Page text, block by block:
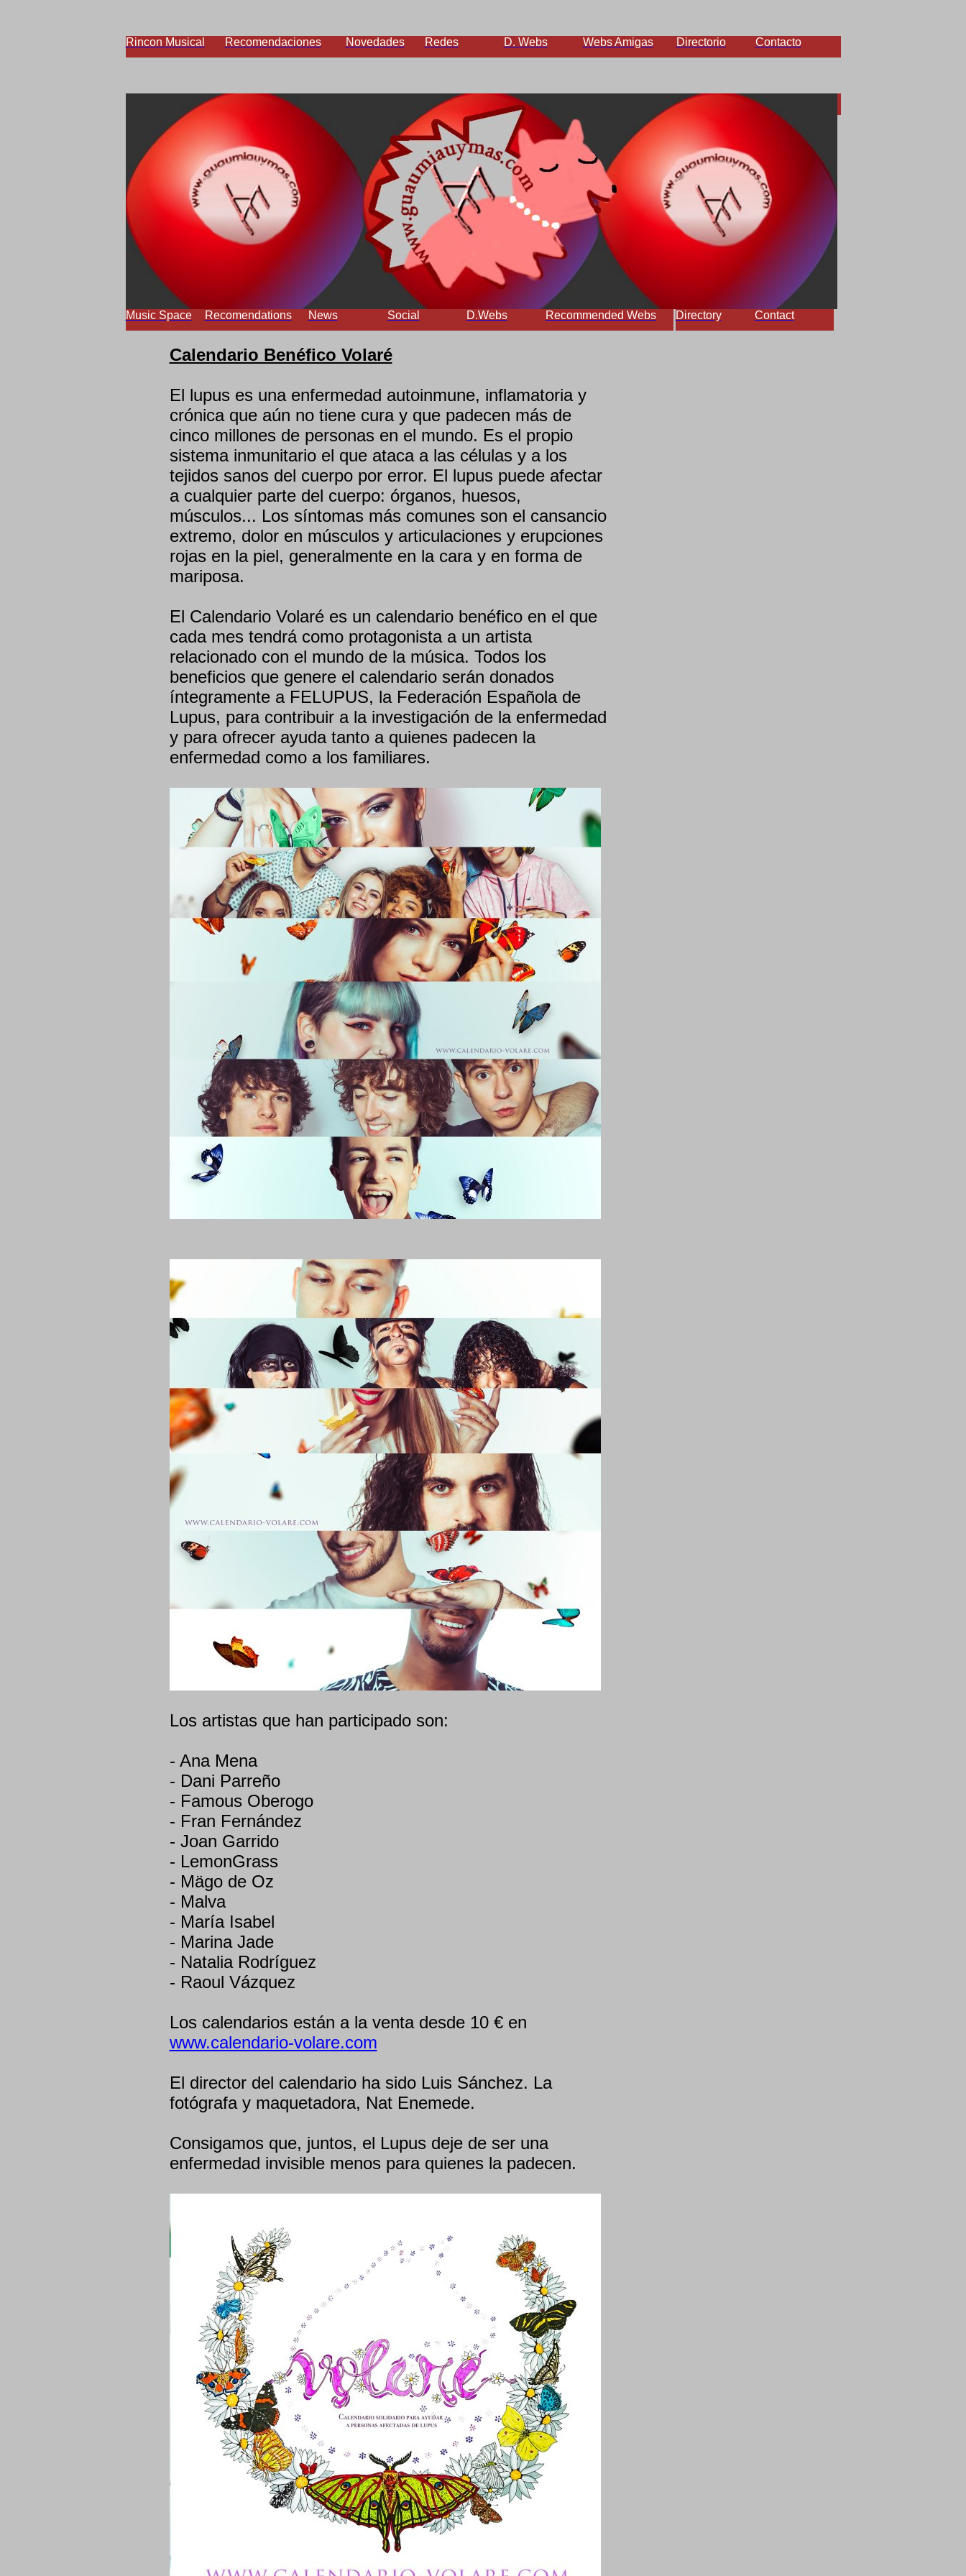
Rincon Musical Recomendaciones Novedades Redes D. Webs Webs Amigas Directorio Contacto
Music Space Recomendations News Social D.Webs Recommended Webs Directory Contact
Calendario Benéfico Volaré
El lupus es una enfermedad autoinmune, inflamatoria y
crónica que aún no tiene cura y que padecen más de
cinco millones de personas en el mundo. Es el propio
sistema inmunitario el que ataca a las células y a los
tejidos sanos del cuerpo por error. El lupus puede afectar
a cualquier parte del cuerpo: órganos, huesos,
músculos... Los síntomas más comunes son el cansancio
extremo, dolor en músculos y articulaciones y erupciones
rojas en la piel, generalmente en la cara y en forma de
mariposa.
El Calendario Volaré es un calendario benéfico en el que
cada mes tendrá como protagonista a un artista
relacionado con el mundo de la música. Todos los
beneficios que genere el calendario serán donados
íntegramente a FELUPUS, la Federación Española de
Lupus, para contribuir a la investigación de la enfermedad
y para ofrecer ayuda tanto a quienes padecen la
enfermedad como a los familiares.
Los artistas que han participado son:
- Ana Mena
- Dani Parreño
- Famous Oberogo
- Fran Fernández
- Joan Garrido
- LemonGrass
- Mägo de Oz
- Malva
- María Isabel
- Marina Jade
- Natalia Rodríguez
- Raoul Vázquez
Los calendarios están a la venta desde 10 € en
www.calendario-volare.com
El director del calendario ha sido Luis Sánchez. La
fotógrafa y maquetadora, Nat Enemede.
Consigamos que, juntos, el Lupus deje de ser una
enfermedad invisible menos para quienes la padecen.